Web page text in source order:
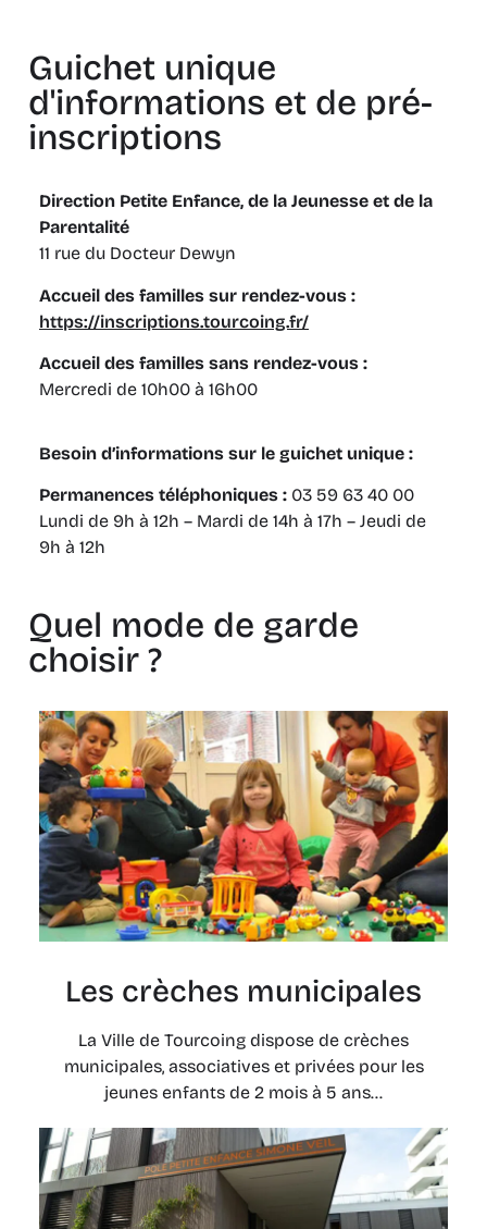
Guichet unique
d'informations et de pré-
inscriptions
Direction Petite Enfance, de la Jeunesse et de la
Parentalité
11 rue du Docteur Dewyn
Accueil des familles sur rendez-vous :
https://inscriptions.tourcoing.fr/
Accueil des familles sans rendez-vous :
Mercredi de 10h00 à 16h00
Besoin d’informations sur le guichet unique :
Permanences téléphoniques : 03 59 63 40 00
Lundi de 9h à 12h – Mardi de 14h à 17h – Jeudi de
9h à 12h
Quel mode de garde
choisir ?
Les crèches municipales
La Ville de Tourcoing dispose de crèches
municipales, associatives et privées pour les
jeunes enfants de 2 mois à 5 ans...